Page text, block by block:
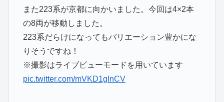
また223系が京都に向かいました。今回は4×2本
の8両が移動しました。
223系だらけになってもバリエーション豊かにな
りそうですね！
※撮影はライブビューモードを用いています
pic.twitter.com/mVKD1gInCV